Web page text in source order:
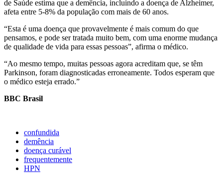
de Saúde estima que a demência, incluindo a doença de Alzheimer,
afeta entre 5-8% da população com mais de 60 anos.
“Esta é uma doença que provavelmente é mais comum do que
pensamos, e pode ser tratada muito bem, com uma enorme mudança
de qualidade de vida para essas pessoas”, afirma o médico.
“Ao mesmo tempo, muitas pessoas agora acreditam que, se têm
Parkinson, foram diagnosticadas erroneamente. Todos esperam que
o médico esteja errado.”
BBC Brasil
confundida
demência
doença curável
frequentemente
HPN